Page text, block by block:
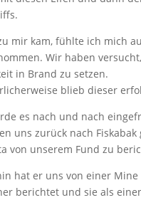
mir kam, fühlte ich mich
Wir haben
in Brand zu setzen.
blieb dieser
es nach und nach
uns zurück nach Fiskabak
von unserem Fund zu
hat er uns von einer Mine
berichtet und sie als